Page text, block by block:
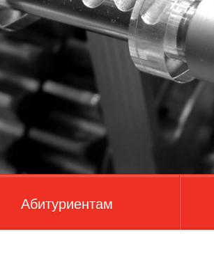
Абитуриентам